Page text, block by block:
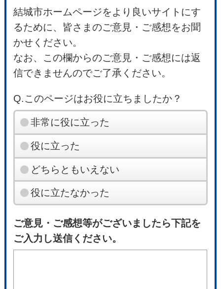
結城市ホームページをより良いサイトにす
るために、皆さまのご意見・ご感想をお聞
かせください。
なお、この欄からのご意見・ご感想には返
信できませんのでご了承ください。
Q.このページはお役に立ちましたか？
非常に役に立った
役に立った
どちらともいえない
役に立たなかった
ご意見・ご感想等がございましたら下記を
ご入力し送信ください。